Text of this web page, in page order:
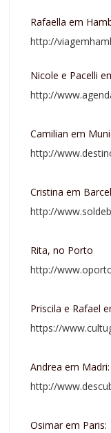
Rafaella em
http://
Nicole e Pacelli
http://
Camilian em
http://
Cristina em
http://
Rita, no Porto
http://
Priscila e Rafael
https://
Andrea em Madri:
http://
Osimar em Paris: